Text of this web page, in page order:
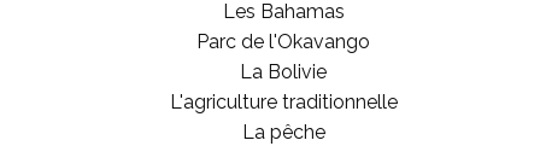
Les Bahamas
Parc de l'Okavango
La Bolivie
L'agriculture traditionnelle
La pêche